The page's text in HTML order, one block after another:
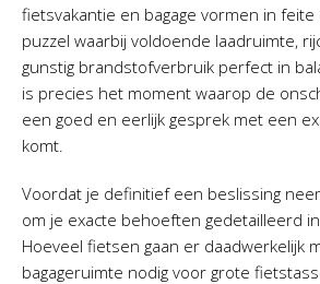
fietsvakantie en bagage vormen in
puzzel waarbij voldoende laadruimte,
gunstig brandstofverbruik perfect in
is precies het moment waarop de
een goed en eerlijk gesprek met een
komt.
Voordat je definitief een beslissing
om je exacte behoeften gedetailleerd
Hoeveel fietsen gaan er daadwerkelijk
bagageruimte nodig voor grote